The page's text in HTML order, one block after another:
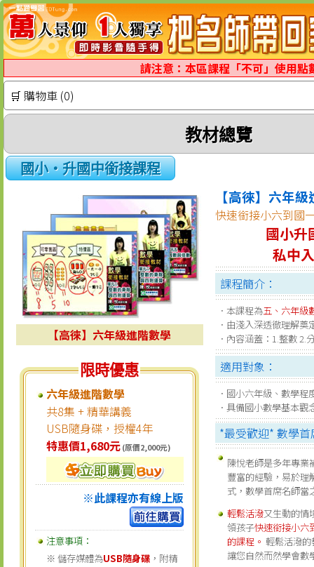
請注意：本區課程「不可」使用點
🛒 購物車 (0)
教材總覽
國小‧升國中銜接課程
【高徠】六年級進階數學
限時優惠
六年級進階數學
共8集 + 精華講義
USB隨身碟，授權4年
特惠價1,680元 (原價2,000元)
※此課程亦有線上版
注意事項：
※ 儲存媒體為USB隨身碟 ，附精
【高徠】六年
快速銜接小六到國
國小升
私中
課程簡介：
．本課程為五、六年級
．由淺入深透徹理解奠
．內容涵蓋：1.整數 2.
適用對象：
．國小六年級、數學
．具備國小數學基本
*最受歡迎* 數學
陳悅老師是多年專業
豐富的經驗，易於理
式，數學首席名師當
輕鬆活潑又生動的情
領孩子快速銜接小六
的課程。 輕鬆活潑
讓您自然而然學會數